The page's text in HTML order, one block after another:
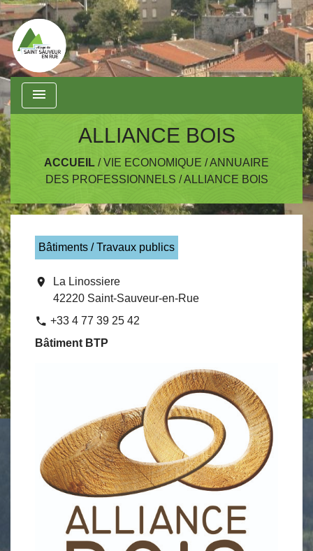
menu
ALLIANCE BOIS
ACCUEIL /VIE ECONOMIQUE /ANNUAIRE
DES PROFESSIONNELS /ALLIANCE BOIS
Bâtiments / Travaux publics
location_on
La Linossiere
42220 Saint-Sauveur-en-Rue
phone +33 4 77 39 25 42
Bâtiment BTP